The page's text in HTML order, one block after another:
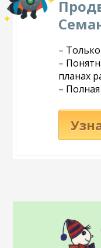
–
–
планах
–